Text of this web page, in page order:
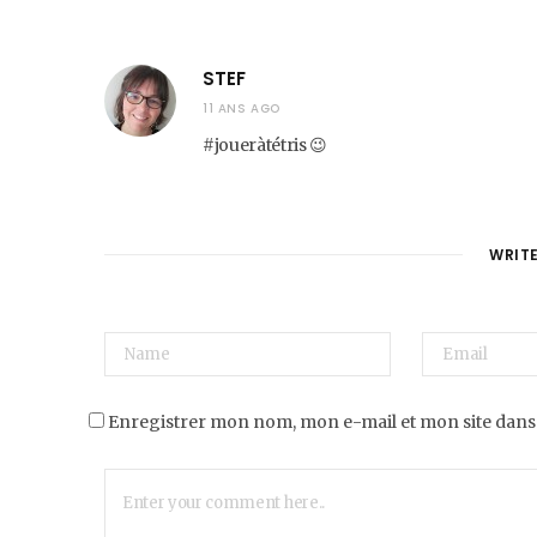
STEF
11 ANS AGO
#joueràtétris 😉
Enregistrer mon nom, mon e-mail et mon site